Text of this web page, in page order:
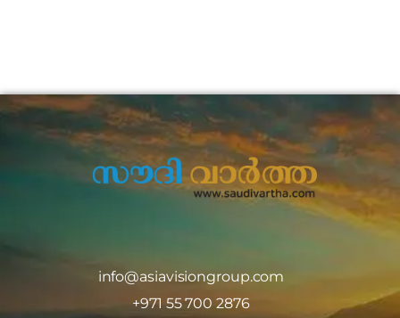
info@asiavisiongroup.com
+971 55 700 2876